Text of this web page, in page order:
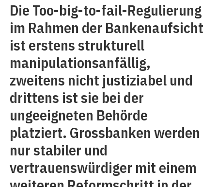
Die Too-big-to-fail-Regulierung
im Rahmen der Bankenaufsicht
ist erstens strukturell
manipulationsanfällig,
zweitens nicht justiziabel und
drittens ist sie bei der
ungeeigneten Behörde
platziert. Grossbanken werden
nur stabiler und
vertrauenswürdiger mit einem